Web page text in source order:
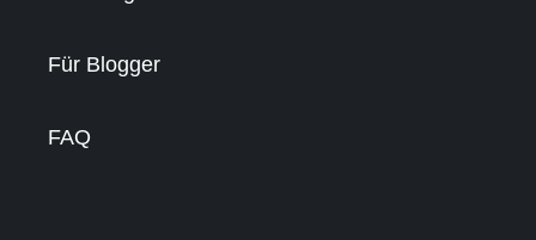
Für Blogger
FAQ